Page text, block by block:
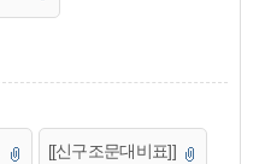
[[신구조문대비표]]